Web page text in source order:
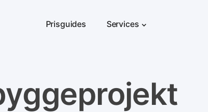
Prisguides Services